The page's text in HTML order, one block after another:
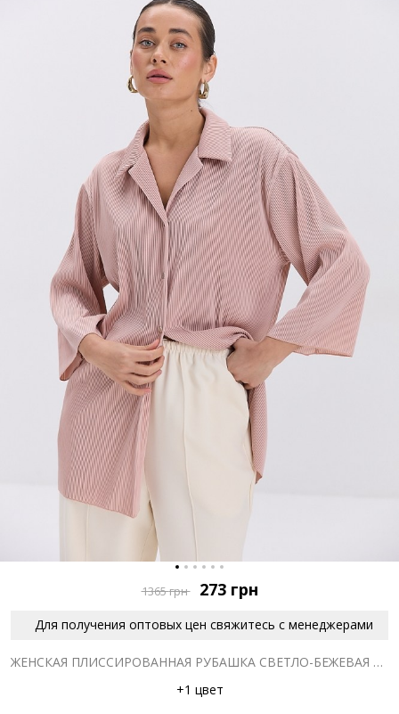
1365грн 273 грн
Для получения оптовых цен свяжитесь с менеджерами
ЖЕНСКАЯ ПЛИССИРОВАННАЯ РУБАШКА СВЕТЛО-БЕЖЕВАЯ С УКОРОЧЕННЫМИ РУКАВАМИ
+1 цвет